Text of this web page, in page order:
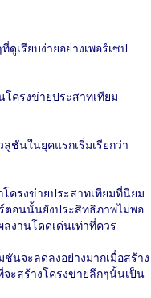
เรียบง่ายอย่างเพอร์เซป
ครงข่ายประสาทเทียม
ชันในยุคแรกเริ่มเรียกว่า
ครงข่ายประสาทเทียมที่นิยม
ตอนนั้นยังประสิทธิภาพไม่พอ
งานโดดเด่นเท่าที่ควร
นจะลดลงอย่างมากเมื่อสร้าง
ะสร้างโครงข่ายลึกๆนั้นเป็น